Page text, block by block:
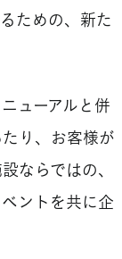
ための、新た
ューアルと併
り、お客様が
ならではの、
ントを共に企